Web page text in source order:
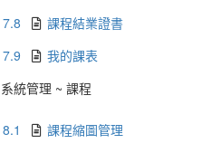
7.8
課程結業證書
7.9
我的課表
系統管理 ~ 課程
8.1
課程縮圖管理